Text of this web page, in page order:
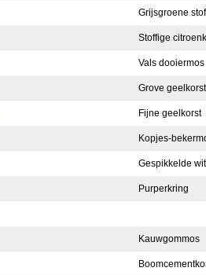
Grijsgroene
Stoffige
Vals dooiermos
Grove geelkorst
Fijne geelkorst
Kopjes-
Gespikkelde
Purperkring
Kauwgommos